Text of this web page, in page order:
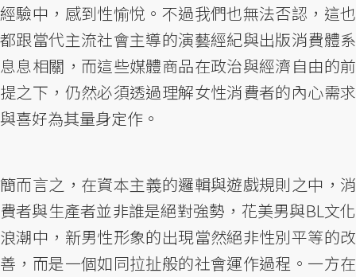
經驗中，感到性愉悅。不過我們也無法否認，這也
都跟當代主流社會主導的演藝經紀與出版消費體系
息息相關，而這些媒體商品在政治與經濟自由的前
提之下，仍然必須透過理解女性消費者的內心需求
與喜好為其量身定作。
簡而言之，在資本主義的邏輯與遊戲規則之中，消
費者與生產者並非誰是絕對強勢，花美男與BL文化
浪潮中，新男性形象的出現當然絕非性別平等的改
善，而是一個如同拉扯般的社會運作過程。一方在